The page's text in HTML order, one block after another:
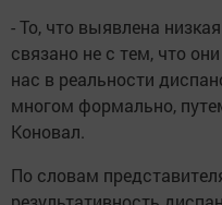
- То, что выявлена
связано не с тем, что
нас в реальности
многом формально,
Коновал.
По словам